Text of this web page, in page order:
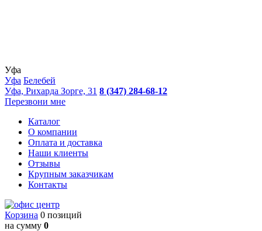
Уфа
Уфа Белебей
Уфа, Рихарда Зорге, 31 8 (347) 284-68-12
Перезвони мне
Каталог
О компании
Оплата и доставка
Наши клиенты
Отзывы
Крупным заказчикам
Контакты
Корзина 0 позиций
на сумму 0